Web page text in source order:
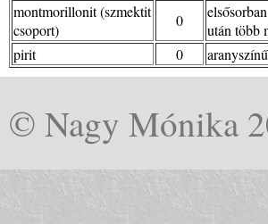
montmorillonit (szmektit
csoport)
0
után több
pirit
0
© Nagy Mónika